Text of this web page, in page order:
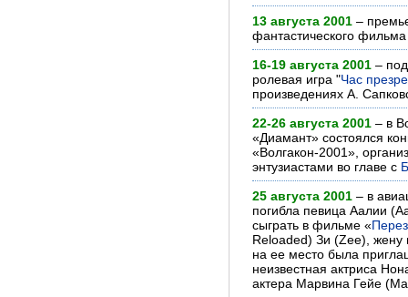
13 августа 2001 –
фантастического
16-19 августа 2001 –
ролевая игра "Час
произведениях А.
22-26 августа 2001 – в
«Диамант» состоялся
«Волгакон-2001»,
энтузиастами во главе с
25 августа 2001 – в
погибла певица Аалии
сыграть в фильме «
Reloaded) Зи (Zee),
на ее место была
неизвестная актриса
актера Марвина Гейе